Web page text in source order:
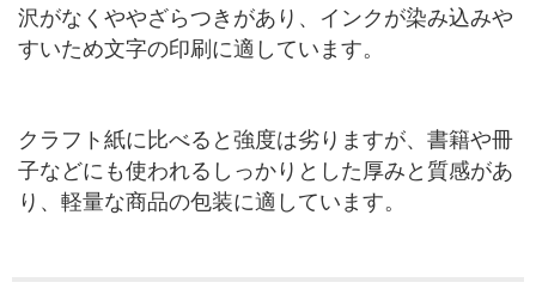
沢がなくややざらつきがあり、インクが染み込みや
すいため文字の印刷に適しています。
クラフト紙に比べると強度は劣りますが、書籍や冊
子などにも使われるしっかりとした厚みと質感があ
り、軽量な商品の包装に適しています。